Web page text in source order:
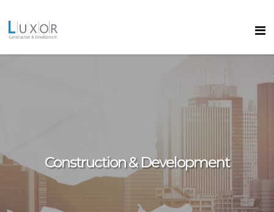
바로가기
Construction & Development